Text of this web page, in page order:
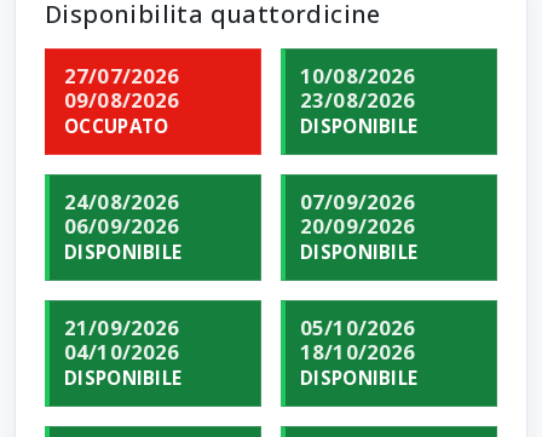
Disponibilita quattordicine
27/07/2026
09/08/2026
OCCUPATO
10/08/2026
23/08/2026
DISPONIBILE
24/08/2026
06/09/2026
DISPONIBILE
07/09/2026
20/09/2026
DISPONIBILE
21/09/2026
04/10/2026
DISPONIBILE
05/10/2026
18/10/2026
DISPONIBILE